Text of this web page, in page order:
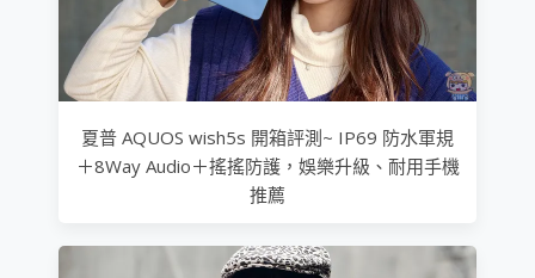
夏普 AQUOS wish5s 開箱評測~ IP69 防水軍規
＋8Way Audio＋搖搖防護，娛樂升級、耐用手機
推薦